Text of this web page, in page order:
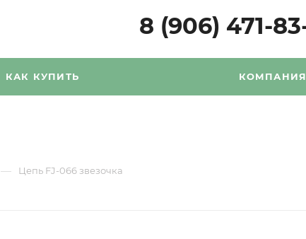
8 (906) 471-
КАК КУПИТЬ КОМПАНИЯ
— Цепь FJ-066 звезочка